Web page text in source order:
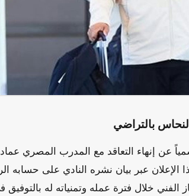
بالتراضي
عن إنهاء التعاقد مع المدرب المصري
الإعلان عبر بيان نشره النادي على
الفني خلال فترة عمله وتمنياته له